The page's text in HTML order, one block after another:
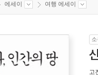
에세이 여행 에세이
고